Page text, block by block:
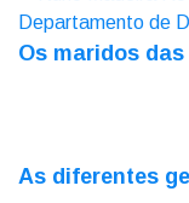
Os maridos
As diferentes